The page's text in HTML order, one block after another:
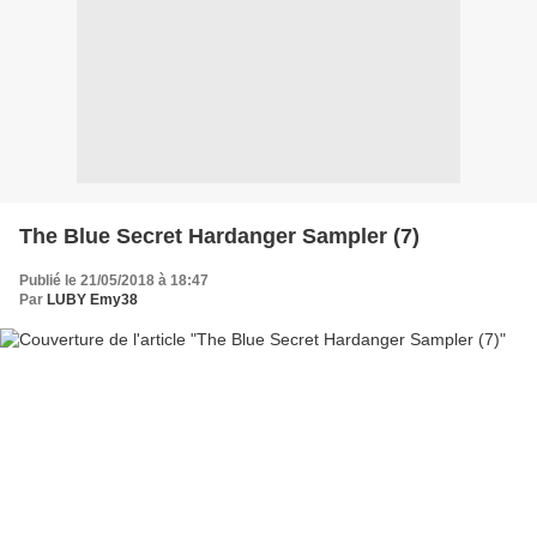
The Blue Secret Hardanger Sampler (7)
Publié le 21/05/2018 à 18:47
Par LUBY Emy38